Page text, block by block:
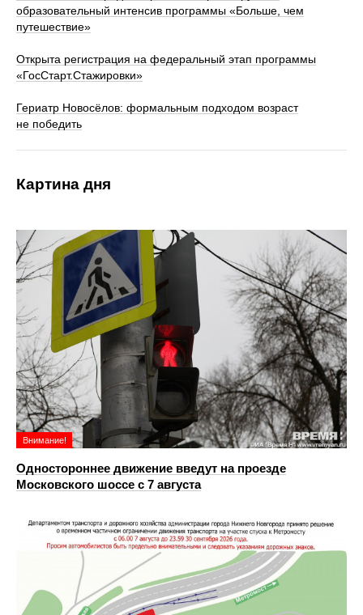
образовательный интенсив программы «Больше, чем
путешествие»
Открыта регистрация на федеральный этап программы
«ГосСтарт.Стажировки»
Гериатр Новосёлов: формальным подходом возраст
не победить
Картина дня
Внимание!
Одностороннее движение введут на проезде
Московского шоссе с 7 августа